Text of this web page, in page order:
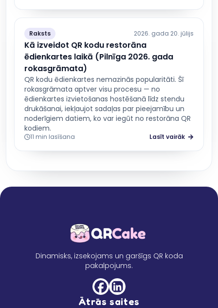
Raksts 2026. gada 20. jūlijs
Kā izveidot QR kodu restorāna
ēdienkartes laikā (Pilnīga 2026. gada
rokasgrāmata)
QR kodu ēdienkartes nemazinās popularitāti. Šī
rokasgrāmata aptver visu procesu — no
ēdienkartes izvietošanas hostēšanā līdz stendu
drukāšanai, iekļaujot sadaļas par pieejamību un
noderīgiem datiem, ko var iegūt no restorāna QR
kodiem.
11 min lasīšana Lasīt vairāk
Dinamisks, izsekojams un garšīgs QR koda
pakalpojums.
Ātrās saites